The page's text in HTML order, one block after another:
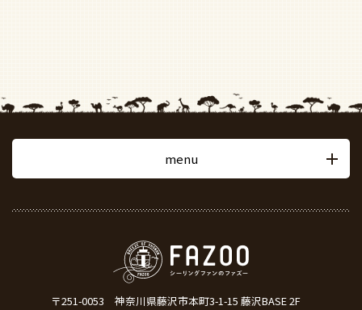
menu
〒251-0053
神奈川県藤沢市本町3-1-15 藤沢BASE 2F